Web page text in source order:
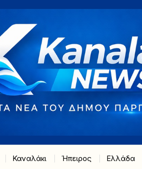
Καναλάκι Ήπειρος Ελλάδα